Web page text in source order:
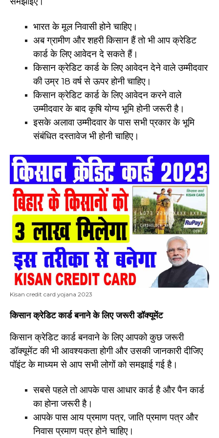
भारत के मूल निवासी होने चाहिए।
अब ग्रामीण और शहरी किसान हैं तो भी आप क्रेडिट
कार्ड के लिए आवेदन दे सकते हैं।
किसान क्रेडिट कार्ड के लिए आवेदन देने वाले उम्मीदवार
की उम्र 18 वर्ष से ऊपर होनी चाहिए।
किसान क्रेडिट कार्ड के लिए आवेदन करने वाले
उम्मीदवार के बाद कृषि योग्य भूमि होनी जरूरी है।
इसके अलावा उम्मीदवार के पास सभी प्रकार के भूमि
संबंधित दस्तावेज भी होनी चाहिए।
Kisan credit card yojana 2023
किसान क्रेडिट कार्ड बनाने के लिए जरूरी डॉक्यूमेंट
किसान क्रेडिट कार्ड बनवाने के लिए आपको कुछ जरूरी
डॉक्यूमेंट की भी आवश्यकता होगी और उसकी जानकारी दीजिए
पॉइंट के माध्यम से आप सभी लोगों को समझाई गई है।
सबसे पहले तो आपके पास आधार कार्ड है और पैन कार्ड
का होना जरूरी है।
आपके पास आय प्रमाण पत्र, जाति प्रमाण पत्र और
निवास प्रमाण पत्र होने चाहिए।